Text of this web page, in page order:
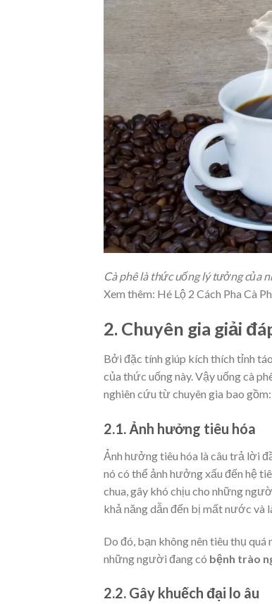
Cà phê là thức uống lý tưởng của
Xem thêm: Hé Lộ 2 Cách Pha Cà
2. Chuyên gia giải
Bởi đặc tính giúp kích thích tỉnh
của thức uống này. Vậy uống cà
nghiên cứu từ chuyên gia bao gồm:
2.1. Ảnh hưởng tiêu hóa
Ảnh hưởng tiêu hóa là câu trả lời
nó có thể ảnh hưởng xấu đến hệ
chua, gây khó chịu cho những
khả năng dẫn đến bị mất nước và
Do đó, bạn không nên tiêu thụ
những người đang có bệnh trào
2.2. Gây khuếch đại lo âu